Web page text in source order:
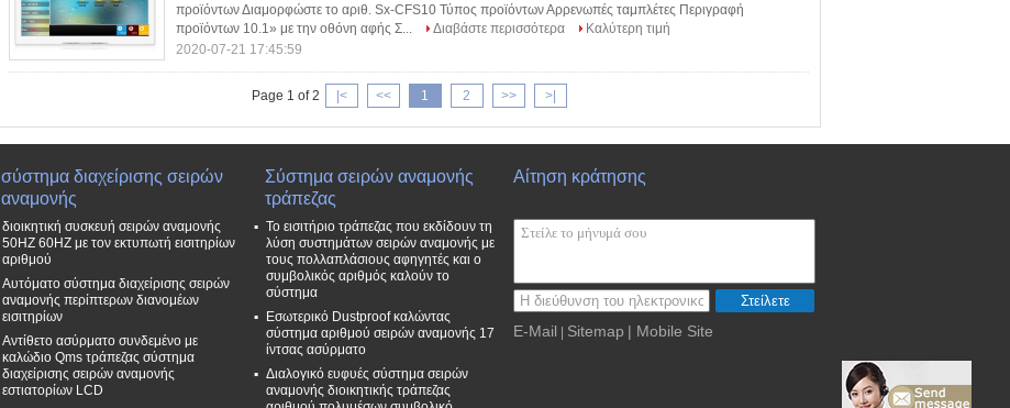
προϊόντων Διαμορφώστε το αριθ. Sx-CFS10 Τύπος προϊόντων Αρρενωπές ταμπλέτες Περιγραφή
προϊόντων 10.1» με την οθόνη αφής Σ...
Διαβάστε περισσότερα
Καλύτερη τιμή
2020-07-21 17:45:59
Page 1 of 2 |< << 1 2 >> >|
σύστημα διαχείρισης σειρών
αναμονής
διοικητική συσκευή σειρών αναμονής
50HZ 60HZ με τον εκτυπωτή εισιτηρίων
αριθμού
Αυτόματο σύστημα διαχείρισης σειρών
αναμονής περίπτερων διανομέων
εισιτηρίων
Αντίθετο ασύρματο συνδεμένο με
καλώδιο Qms τράπεζας σύστημα
διαχείρισης σειρών αναμονής
εστιατορίων LCD
Σύστημα σειρών αναμονής
τράπεζας
Το εισιτήριο τράπεζας που εκδίδουν τη
λύση συστημάτων σειρών αναμονής με
τους πολλαπλάσιους αφηγητές και ο
συμβολικός αριθμός καλούν το
σύστημα
Εσωτερικό Dustproof καλώντας
σύστημα αριθμού σειρών αναμονής 17
ίντσας ασύρματο
Διαλογικό ευφυές σύστημα σειρών
αναμονής διοικητικής τράπεζας
Αίτηση κράτησης
Στείλετε
E-Mail Sitemap | Mobile Site